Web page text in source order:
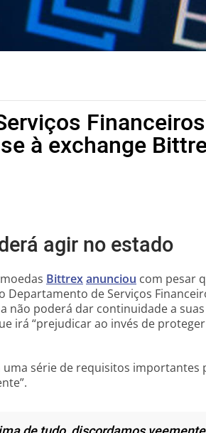
à exchange
agir no estado
Bittrexanunciou com pesar
Departamento de Serviços
não poderá dar continuidade a
irá “prejudicar ao invés de
série de requisitos importantes